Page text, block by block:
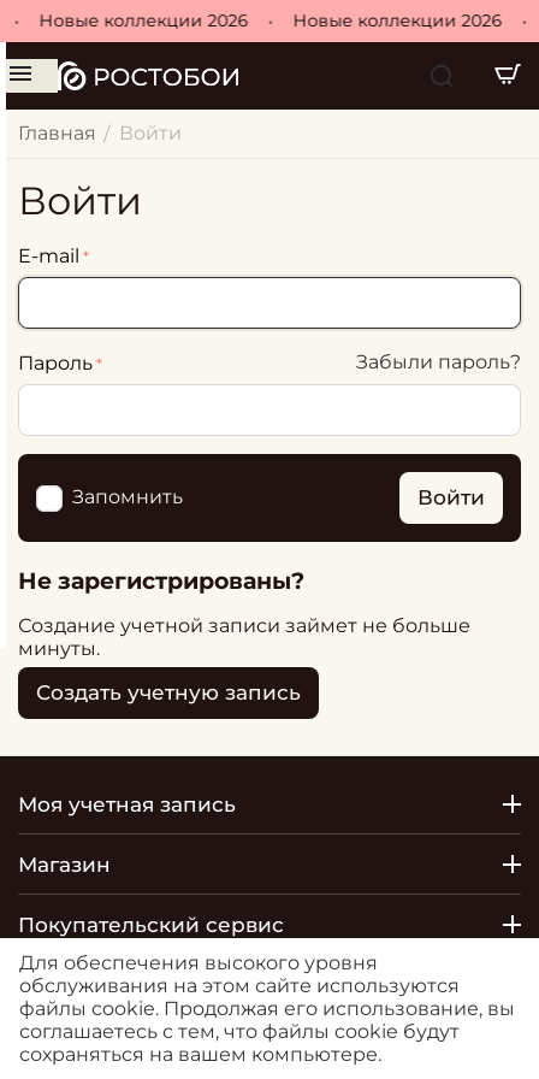
• Новые коллекции 2026 • Новые коллекции 2026 •
Главная / Войти
Войти
E-mail
Пароль Забыли пароль?
Запомнить Войти
Не зарегистрированы?
Создание учетной записи займет не больше
минуты.
Создать учетную запись
Моя учетная запись
Магазин
Покупательский сервис
Контакты
© 2026 РОСТОБОИ ДВО. Сайт
Для обеспечения высокого уровня
обслуживания на этом сайте используются
файлы cookie. Продолжая его использование, вы
соглашаетесь с тем, что файлы cookie будут
сохраняться на вашем компьютере.